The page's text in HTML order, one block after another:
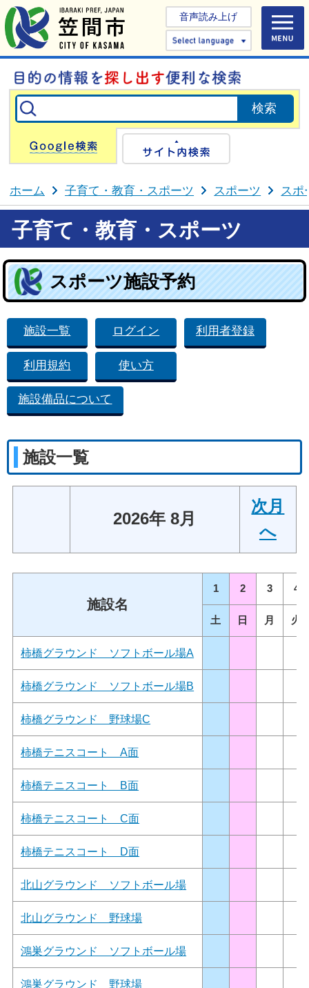
音声読み上げ
Select
Google検索
ホーム 子育て・教育・スポーツ スポーツ スポ
子育て・教育・スポーツ
スポーツ施設予約
施設一覧 ログイン 利用者登録
利用規約 使い方
施設備品について
施設一覧
2026年 8月
次月
へ
施設名
1 2 3 4
土 日 月 火
柿橋グラウンド ソフトボール場A
柿橋グラウンド ソフトボール場B
柿橋グラウンド 野球場C
柿橋テニスコート A面
柿橋テニスコート B面
柿橋テニスコート C面
柿橋テニスコート D面
北山グラウンド ソフトボール場
北山グラウンド 野球場
鴻巣グラウンド ソフトボール場
鴻巣グラウンド 野球場